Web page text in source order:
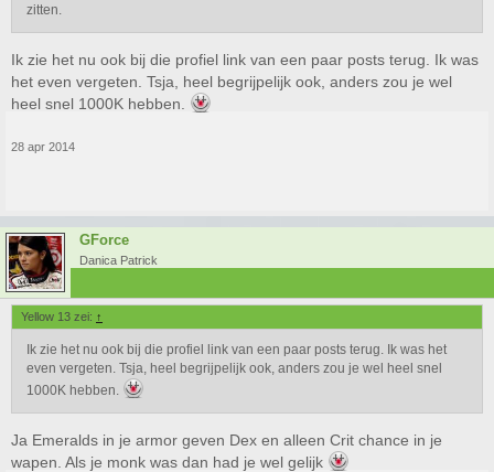
zitten.
Ik zie het nu ook bij die profiel link van een paar posts terug. Ik was
het even vergeten. Tsja, heel begrijpelijk ook, anders zou je wel
heel snel 1000K hebben.
28 apr 2014
GForce
Danica Patrick
Yellow 13 zei: ↑
Ik zie het nu ook bij die profiel link van een paar posts terug. Ik was het
even vergeten. Tsja, heel begrijpelijk ook, anders zou je wel heel snel
1000K hebben.
Ja Emeralds in je armor geven Dex en alleen Crit chance in je
wapen. Als je monk was dan had je wel gelijk